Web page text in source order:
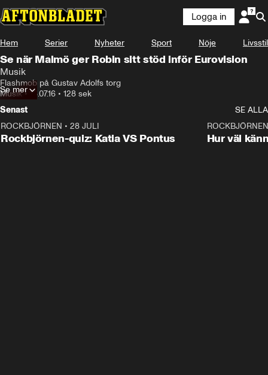
Logga in
Hem Serier Nyheter Sport Nöje Livsstil
Se när Malmö ger Robin sitt stöd inför Eurovision
Musik
Flashmob på Gustav Adolfs torg
Musik• 18.07.16 • 128 sek
Se mer
Senast
SE ALLA
ROCKBJÖRNEN • 28 JULI
Rockbjörnen-quiz: Katia VS Pontus
ROCKBJÖRNEN
Hur väl